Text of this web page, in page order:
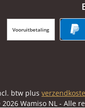
Vooruitbetaling
btw plus
Wamiso NL - Alle